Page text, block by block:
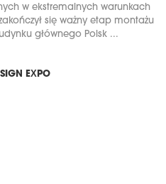
w ekstremalnych warunkach
się ważny etap montażu
głównego Polsk ...
EXPO